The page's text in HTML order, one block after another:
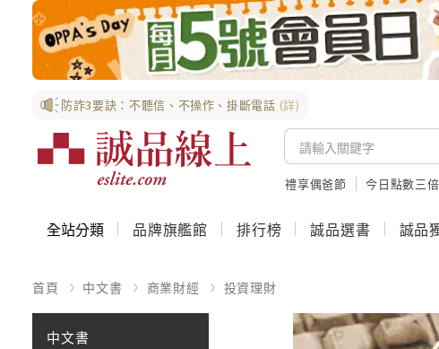
防詐3要訣：不聽信、不操作、掛斷電話 (詳)
禮享偶爸節 今日點數三
全站分類 品牌旗艦館 排行榜 誠品選書 誠品
首頁 中文書 商業財經 投資理財
中文書